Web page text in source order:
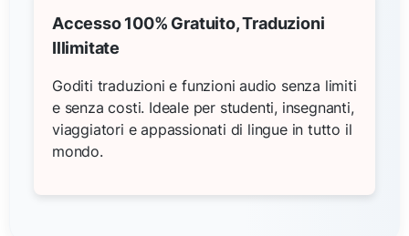
Accesso 100% Gratuito, Traduzioni
Illimitate
Goditi traduzioni e funzioni audio senza limiti
e senza costi. Ideale per studenti, insegnanti,
viaggiatori e appassionati di lingue in tutto il
mondo.